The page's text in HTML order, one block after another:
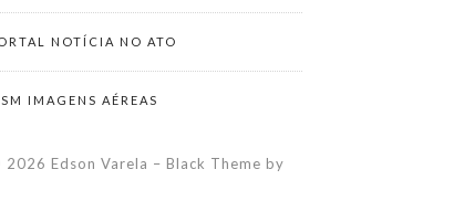
NOTÍCIA NO ATO
IMAGENS AÉREAS
2026 Edson Varela – Black Theme by